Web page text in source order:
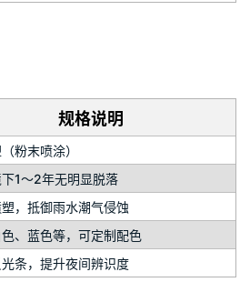
规格说明
粉末喷涂）
1～2年无明显脱落
，抵御雨水潮气侵蚀
、蓝色等，可定制配色
条，提升夜间辨识度